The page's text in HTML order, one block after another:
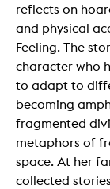
reflects on
and physical
Feeling. The
character who
to adapt to
becoming
fragmented
metaphors of
space. At her
collected